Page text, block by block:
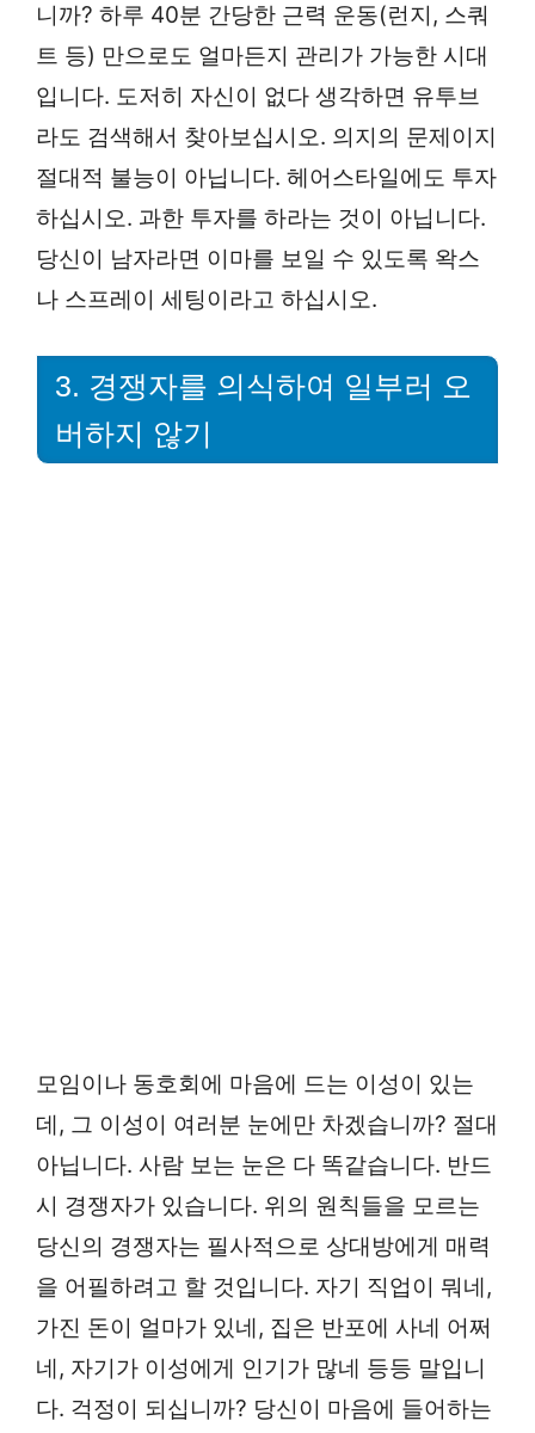
니까? 하루 40분 간당한 근력 운동(런지, 스쿼
트 등) 만으로도 얼마든지 관리가 가능한 시대
입니다. 도저히 자신이 없다 생각하면 유투브
라도 검색해서 찾아보십시오. 의지의 문제이지
절대적 불능이 아닙니다. 헤어스타일에도 투자
하십시오. 과한 투자를 하라는 것이 아닙니다.
당신이 남자라면 이마를 보일 수 있도록 왁스
나 스프레이 세팅이라고 하십시오.
3. 경쟁자를 의식하여 일부러 오
버하지 않기
모임이나 동호회에 마음에 드는 이성이 있는
데, 그 이성이 여러분 눈에만 차겠습니까? 절대
아닙니다. 사람 보는 눈은 다 똑같습니다. 반드
시 경쟁자가 있습니다. 위의 원칙들을 모르는
당신의 경쟁자는 필사적으로 상대방에게 매력
을 어필하려고 할 것입니다. 자기 직업이 뭐네,
가진 돈이 얼마가 있네, 집은 반포에 사네 어쩌
네, 자기가 이성에게 인기가 많네 등등 말입니
다. 걱정이 되십니까? 당신이 마음에 들어하는